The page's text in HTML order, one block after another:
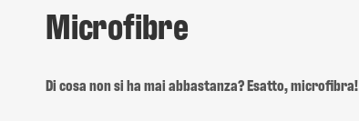
Microfibre
Di cosa non si ha mai abbastanza? Esatto, microfibra!